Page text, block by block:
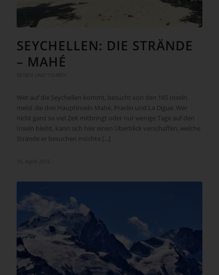
SEYCHELLEN: DIE STRÄNDE
– MAHÉ
Wer auf die Seychellen kommt, besucht von den 165 Inseln
meist die drei Hauptinseln Mahé, Praslin und La Digue. Wer
nicht ganz so viel Zeit mitbringt oder nur wenige Tage auf den
Inseln bleibt, kann sich hier einen Überblick verschaffen, welche
Strände er besuchen möchte [...]